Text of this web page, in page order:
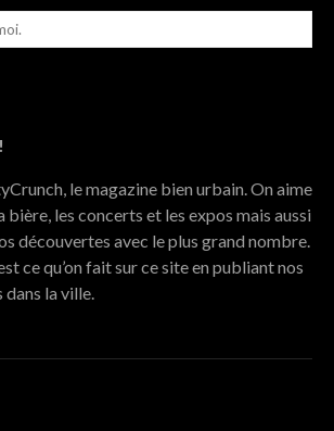
le magazine bien urbain. On aime
bière, les concerts et les expos mais aussi
découvertes avec le plus grand nombre.
ce qu’on fait sur ce site en publiant nos
dans la ville.